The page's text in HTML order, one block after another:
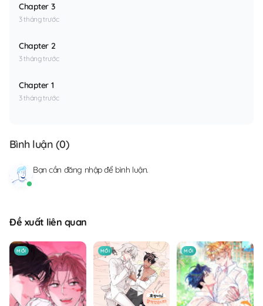
Chapter 3
3 tháng trước
Chapter 2
3 tháng trước
Chapter 1
3 tháng trước
Bình luận (0)
Bạn cần đăng nhậpđể bình luận.
Đề xuất liên quan
MỚI MỚI MỚI